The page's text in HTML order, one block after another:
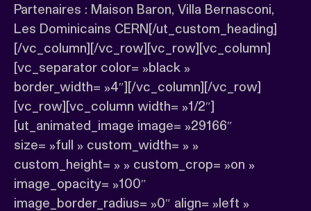
Partenaires : Maison Baron, Villa Bernasconi,
Les Dominicains CERN[/ut_custom_heading]
[/vc_column][/vc_row][vc_row][vc_column]
[vc_separator color= »black »
border_width= »4″][/vc_column][/vc_row]
[vc_row][vc_column width= »1/2″]
[ut_animated_image image= »29166″
size= »full » custom_width= » »
custom_height= » » custom_crop= »on »
image_opacity= »100″
image_border_radius= »0″ align= »left »